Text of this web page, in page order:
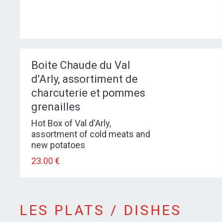
Boite Chaude du Val
d'Arly, assortiment de
charcuterie et pommes
grenailles
Hot Box of Val d'Arly,
assortment of cold meats and
new potatoes
23.00 €
menu-les-plats
LES PLATS / DISHES